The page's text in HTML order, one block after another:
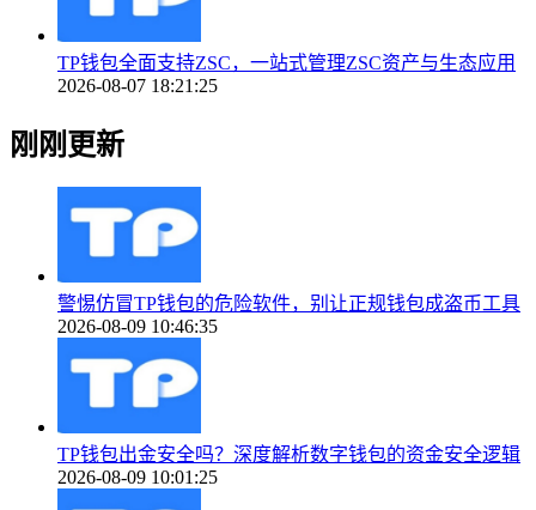
TP钱包全面支持ZSC，一站式管理ZSC资产与生态应用
2026-08-07 18:21:25
刚刚更新
警惕仿冒TP钱包的危险软件，别让正规钱包成盗币工具
2026-08-09 10:46:35
TP钱包出金安全吗？深度解析数字钱包的资金安全逻辑
2026-08-09 10:01:25